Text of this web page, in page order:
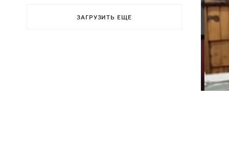
летие объявил, что написал
ЗАГРУЗИТЬ ЕЩЕ